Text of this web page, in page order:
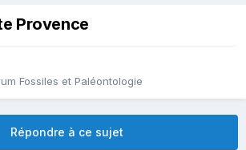
Provence
Fossiles et Paléontologie
Répondre à ce sujet